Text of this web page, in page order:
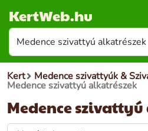
KertWeb.hu
Kert Medence szivattyúk &
Medence szivattyú alkatrészek
Medence